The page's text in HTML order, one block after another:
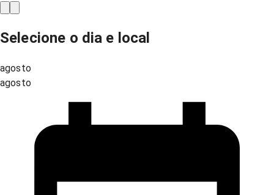
Selecione o dia e local
agosto
agosto